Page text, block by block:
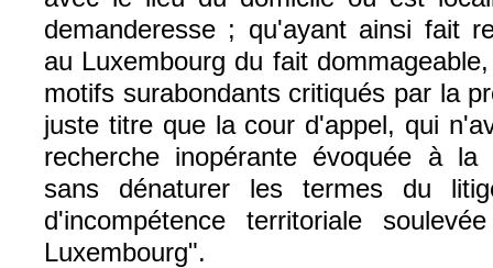
demanderesse ; qu'ayant ainsi fait
au Luxembourg du fait
motifs surabondants critiqués par la
juste titre que la cour d'appel, qui
recherche inopérante évoquée à la
sans dénaturer les termes du
d'incompétence territoriale
Luxembourg".